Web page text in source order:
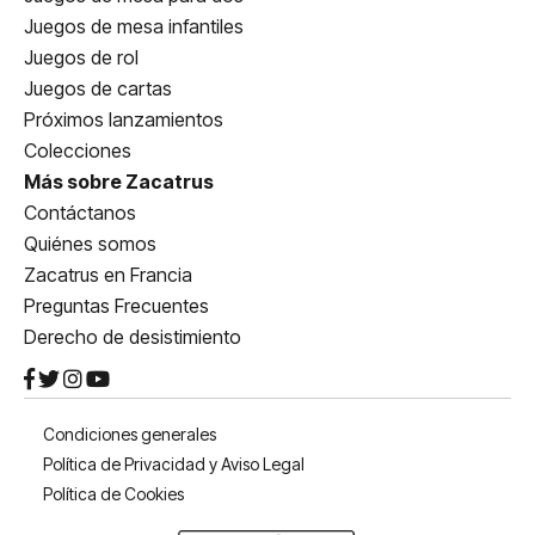
Juegos de mesa infantiles
Juegos de rol
Juegos de cartas
Próximos lanzamientos
Colecciones
Más sobre Zacatrus
Contáctanos
Quiénes somos
Zacatrus en Francia
Preguntas Frecuentes
Derecho de desistimiento
Condiciones generales
Política de Privacidad y Aviso Legal
Política de Cookies